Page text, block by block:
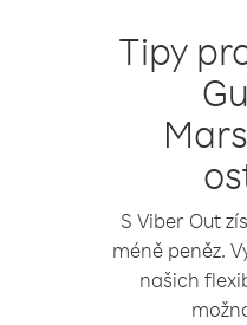
Tipy
S Viber Out
méně peněz.
našich